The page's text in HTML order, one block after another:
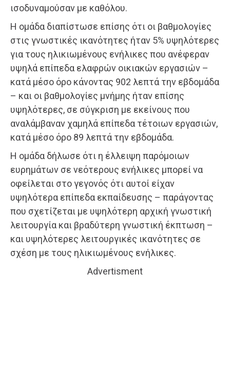
ισοδυναμούσαν με καθόλου.
Η ομάδα διαπίστωσε επίσης ότι οι βαθμολογίες
στις γνωστικές ικανότητες ήταν 5% υψηλότερες
για τους ηλικιωμένους ενήλικες που ανέφεραν
υψηλά επίπεδα ελαφρών οικιακών εργασιών –
κατά μέσο όρο κάνοντας 902 λεπτά την εβδομάδα
– και οι βαθμολογίες μνήμης ήταν επίσης
υψηλότερες, σε σύγκριση με εκείνους που
αναλάμβαναν χαμηλά επίπεδα τέτοιων εργασιών,
κατά μέσο όρο 89 λεπτά την εβδομάδα.
Η ομάδα δήλωσε ότι η έλλειψη παρόμοιων
ευρημάτων σε νεότερους ενήλικες μπορεί να
οφείλεται στο γεγονός ότι αυτοί είχαν
υψηλότερα επίπεδα εκπαίδευσης – παράγοντας
που σχετίζεται με υψηλότερη αρχική γνωστική
λειτουργία και βραδύτερη γνωστική έκπτωση –
και υψηλότερες λειτουργικές ικανότητες σε
σχέση με τους ηλικιωμένους ενήλικες.
Advertisment